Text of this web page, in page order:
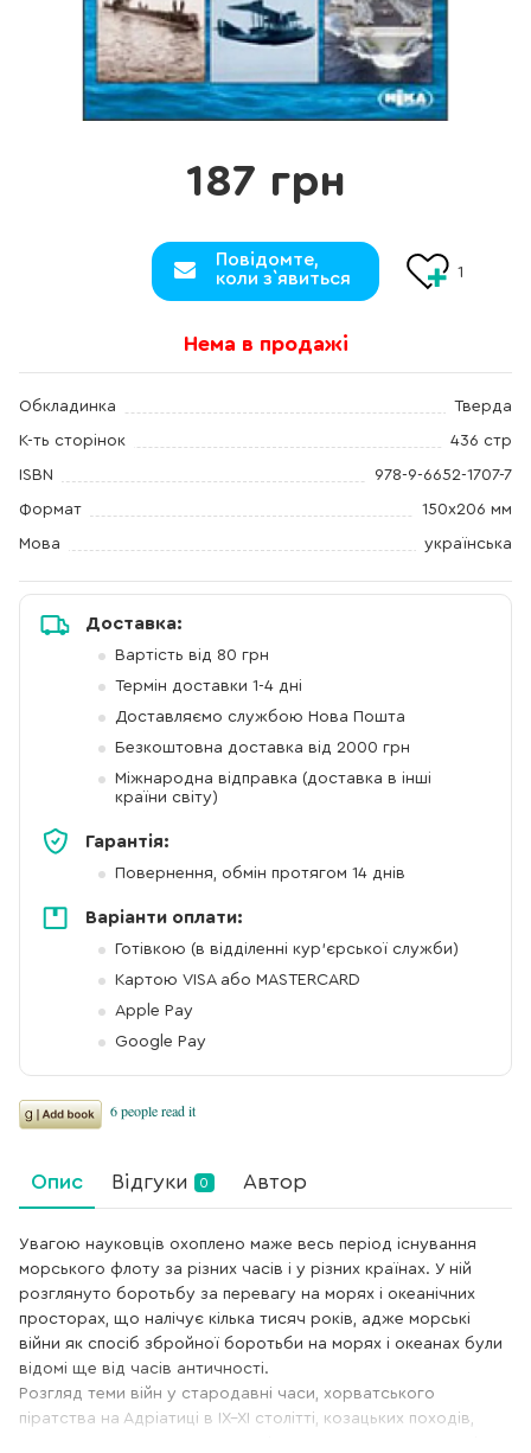
187 грн
Повідомте,
коли з`явиться
1
Нема в продажі
Обкладинка Тверда
К-ть сторінок 436 стр
ISBN 978-9-6652-1707-7
Формат 150x206 мм
Мова українська
Доставка:
Вартість від 80 грн
Термін доставки 1-4 дні
Доставляємо службою Нова Пошта
Безкоштовна доставка від 2000 грн
Міжнародна відправка (доставка в інші
країни світу)
Гарантія:
Повернення, обмін протягом 14 днів
Варіанти оплати:
Готівкою (в відділенні кур'єрської служби)
Картою VISA або MASTERCARD
Apple Pay
Google Pay
Опис Відгуки 0 Автор
Увагою науковців охоплено маже весь період існування
морського флоту за різних часів і у різних країнах. У ній
розглянуто боротьбу за перевагу на морях і океанічних
просторах, що налічує кілька тисяч років, адже морські
війни як спосіб збройної боротьби на морях і океанах були
відомі ще від часів античності.
Розгляд теми війн у стародавні часи, хорватського
піратства на Адріатиці в IX–XI столітті, козацьких походів,